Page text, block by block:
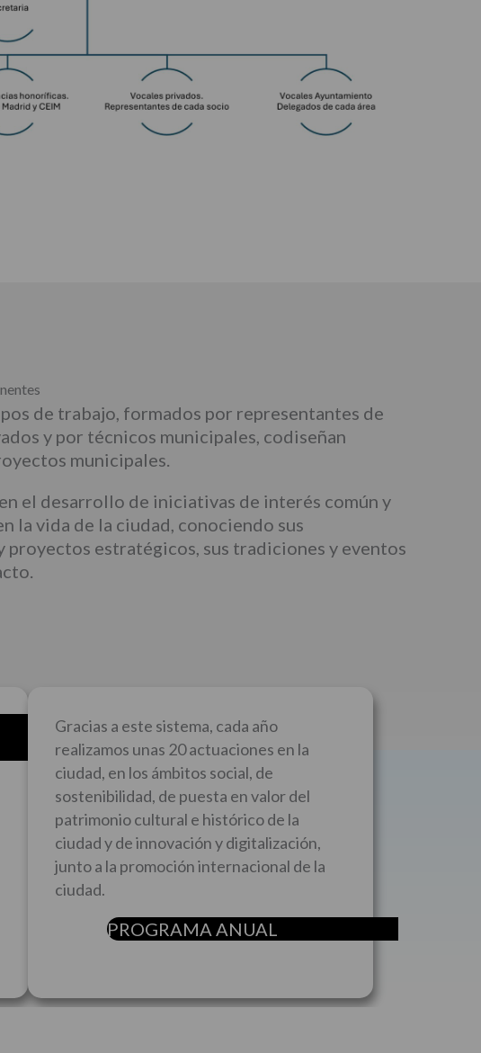
de trabajo, formados por representantes de
y por técnicos municipales, codiseñan
municipales.
el desarrollo de iniciativas de interés común y
la vida de la ciudad, conociendo sus
proyectos estratégicos, sus tradiciones y eventos
Gracias a este sistema, cada año
realizamos unas 20 actuaciones en la
ciudad, en los ámbitos social, de
sostenibilidad, de puesta en valor del
patrimonio cultural e histórico de la
ciudad y de innovación y digitalización,
junto a la promoción internacional de la
ciudad.
PROGRAMA ANUAL